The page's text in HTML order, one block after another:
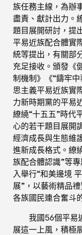
族任務主線，為辦
盡責、獻計出力。
題目展開研討，提
平易近族配合體實
統等提出，有關部
充足接收。頒發《
制機制》《“鑄牢
思主義平易近族實
力新時期黨的平易
繚繞“十五五”時代
心的若干題目展開
經濟成長與生態維
進新成長格式。繚
族配合體認識”等
入舉行“和美邊境
展”，以藝術精品
各族國民連合奮斗
我國56個平易
展這一上風，積極